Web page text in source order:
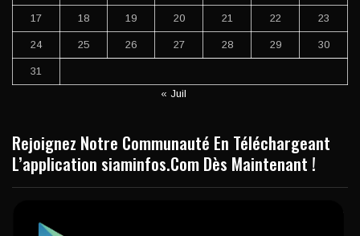
17 18 19 20 21 22 23
24 25 26 27 28 29 30
31
« Juil
Rejoignez Notre Communauté En Téléchargeant
L’application siaminfos.Com Dès Maintenant !